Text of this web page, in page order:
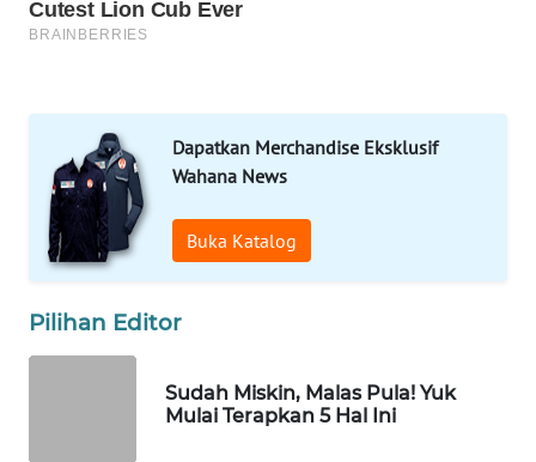
Dapatkan Merchandise Eksklusif
Wahana News
Buka Katalog
Pilihan Editor
Sudah Miskin, Malas Pula! Yuk
Mulai Terapkan 5 Hal Ini
PLN
LPKKI
LKKI
KOPEKLIN